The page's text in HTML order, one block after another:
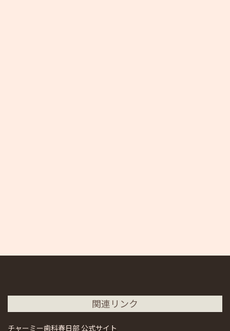
関連リンク
チャーミー歯科春日部 公式サイト